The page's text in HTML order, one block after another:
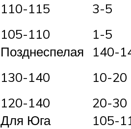
110-115
3-5
105-110
1-5
Позднеспелая
140-
130-140
10-20
120-140
20-30
Для Юга
105-